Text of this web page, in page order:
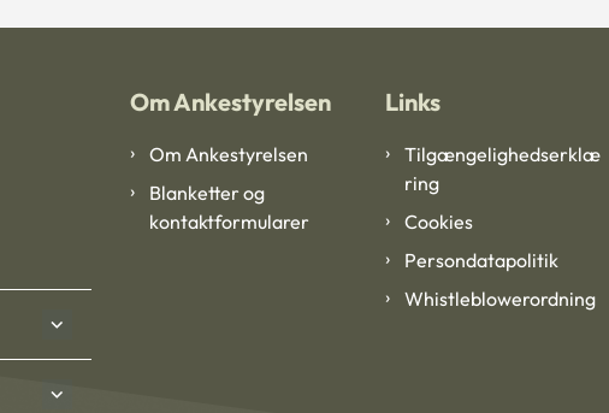
Om Ankestyrelsen
Om Ankestyrelsen
Blanketter og
kontaktformularer
Links
Tilgængelighedserklæ
ring
Cookies
Persondatapolitik
Whistleblowerordning